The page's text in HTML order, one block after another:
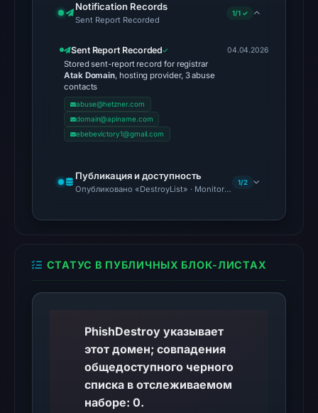
2026
02:01
UTC.
Reachability
alone
does
not
whether
the
is
Other
blocklist
matches
were
recorded
Notification Records
Sent Report Recorded
1/1 ✓
Sent Report Recorded
Stored sent-report record for registrar
Atak Domain, hosting provider, 3 abuse
contacts
abuse@hetzner.com
domain@apiname.com
ebebevictory1@gmail.com
04.04.2026
Публикация и доступность
Опубликовано «DestroyList» · Monitoring Continues
1/2
СТАТУС В ПУБЛИЧНЫХ БЛОК-ЛИСТАХ
PhishDestroy указывает
этот домен; совпадения
общедоступного черного
списка в отслеживаемом
наборе: 0.